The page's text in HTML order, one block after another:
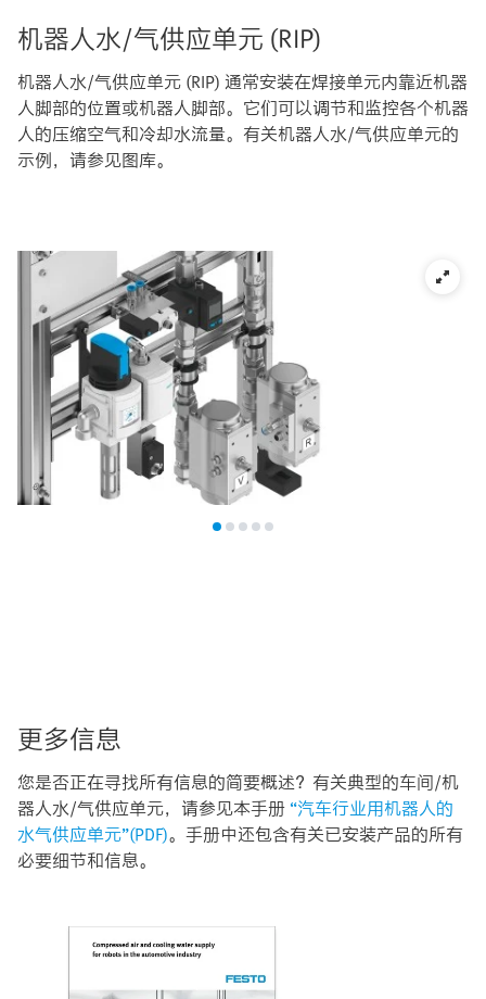
机器人水/气供应单元 (RIP)
机器人水/气供应单元 (RIP) 通常安装在焊接单元内靠近机器
人脚部的位置或机器人脚部。它们可以调节和监控各个机器
人的压缩空气和冷却水流量。有关机器人水/气供应单元的
示例，请参见图库。
更多信息
您是否正在寻找所有信息的简要概述？有关典型的车间/机
器人水/气供应单元，请参见本手册“汽车行业用机器人的
水气供应单元”(PDF)。手册中还包含有关已安装产品的所有
必要细节和信息。